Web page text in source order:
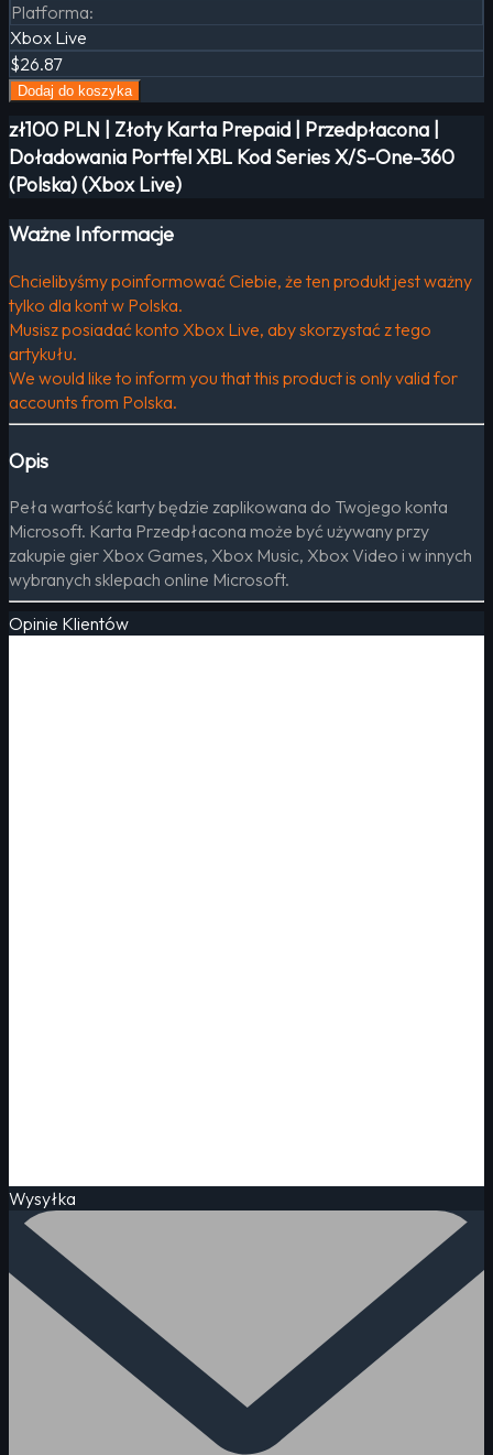
Platforma:
Xbox Live
$26.87
Dodaj do koszyka
zł100 PLN | Złoty Karta Prepaid | Przedpłacona |
Doładowania Portfel XBL Kod Series X/S-One-360
(Polska) (Xbox Live)
Ważne Informacje
Chcielibyśmy poinformować Ciebie, że ten produkt jest ważny
tylko dla kont w Polska.
Musisz posiadać konto Xbox Live, aby skorzystać z tego
artykułu.
We would like to inform you that this product is only valid for
accounts from Polska.
Opis
Peła wartość karty będzie zaplikowana do Twojego konta
Microsoft. Karta Przedpłacona może być używany przy
zakupie gier Xbox Games, Xbox Music, Xbox Video i w innych
wybranych sklepach online Microsoft.
Opinie Klientów
Wysyłka